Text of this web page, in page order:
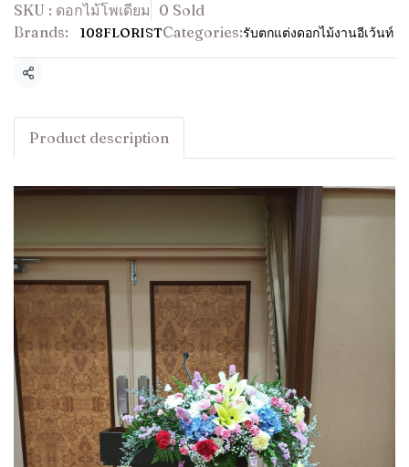
SKU : ดอกไม้โพเดียม 0 Sold
Brands:
108FLORISTCategories:รับตกแต่งดอกไม้งานอีเว้นท์
Share
Product description